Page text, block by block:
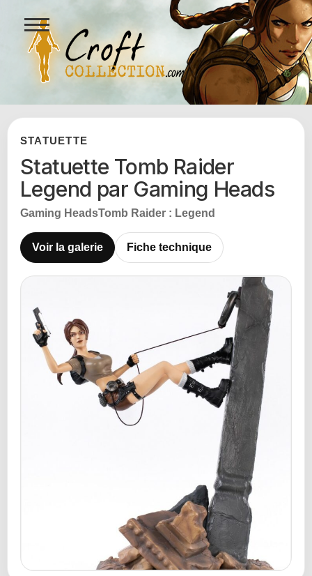
Figurines Lara Croft et
Ouvrir
le
menu
STATUETTE
Statuette Tomb Raider
Legend par Gaming Heads
Gaming HeadsTomb Raider : Legend
Voir la galerie Fiche technique